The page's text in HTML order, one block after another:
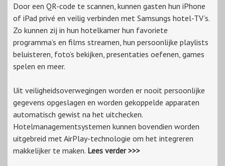
Door een QR-code te scannen, kunnen gasten hun iPhone
of iPad privé en veilig verbinden met Samsungs hotel-TV’s.
Zo kunnen zij in hun hotelkamer hun favoriete
programma’s en films streamen, hun persoonlijke playlists
beluisteren, foto’s bekijken, presentaties oefenen, games
spelen en meer.
Uit veiligheidsoverwegingen worden er nooit persoonlijke
gegevens opgeslagen en worden gekoppelde apparaten
automatisch gewist na het uitchecken.
Hotelmanagementsystemen kunnen bovendien worden
uitgebreid met AirPlay-technologie om het integreren
makkelijker te maken. Lees verder >>>